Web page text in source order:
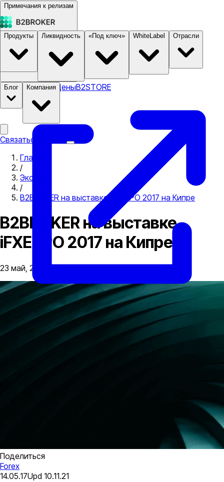
Примечания к релизам
Документация ЦеныB2STORE
Продукты Ликвидность «Под ключ» WhiteLabel Отрасли
Блог Компания
Связаться с нами
Главная
/
Экспо
/
B2BROKER на выставке iFXEXPO 2017 на Кипре
B2BROKER на выставке
iFXEXPO 2017 на Кипре
23 май, 2017
Поделиться
Forex
14.05.17Upd 10.11.21